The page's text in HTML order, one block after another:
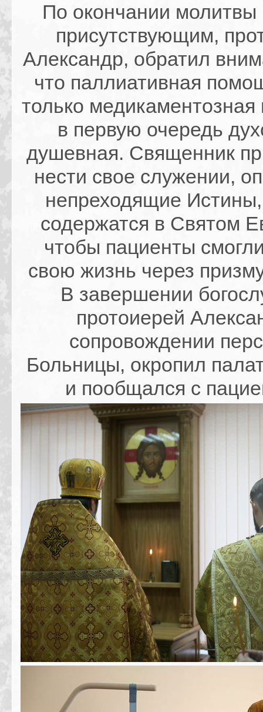
По окончании молитвы
присутствующим,
Александр, обратил
что паллиативная
только
в первую очередь
душевная. Священник
нести свое служении,
непреходящие
содержатся в Святом
чтобы пациенты
свою жизнь через
В завершении
протоиерей
сопровождении
Больницы, окропил
и пообщался с